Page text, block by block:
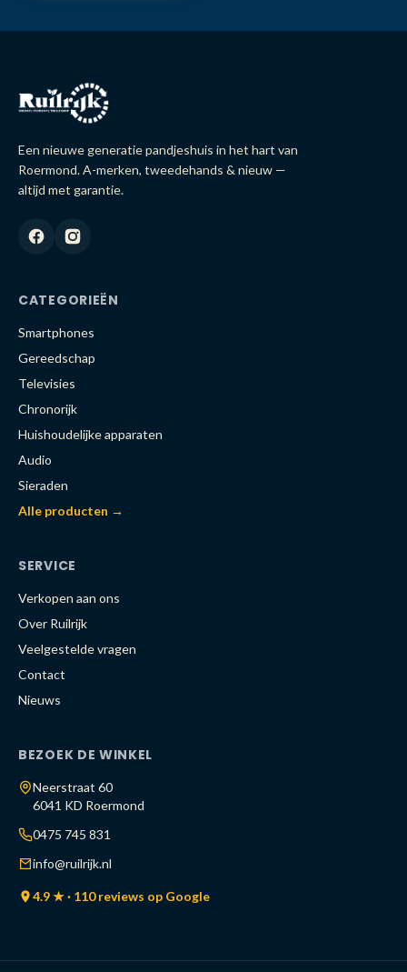
Een nieuwe generatie pandjeshuis in het hart van
Roermond. A-merken, tweedehands & nieuw —
altijd met garantie.
CATEGORIEËN
Smartphones
Gereedschap
Televisies
Chronorijk
Huishoudelijke apparaten
Audio
Sieraden
Alle producten →
SERVICE
Verkopen aan ons
Over Ruilrijk
Veelgestelde vragen
Contact
Nieuws
BEZOEK DE WINKEL
Neerstraat 60
6041 KD Roermond
0475 745 831
info@ruilrijk.nl
4.9 ★ · 110 reviews op Google